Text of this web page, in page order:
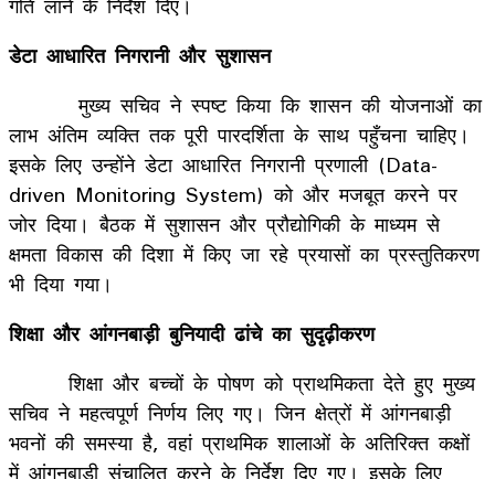
डेटा आधारित निगरानी और सुशासन
मुख्य सचिव ने स्पष्ट किया कि शासन की योजनाओं का
लाभ अंतिम व्यक्ति तक पूरी पारदर्शिता के साथ पहुँचना चाहिए।
इसके लिए उन्होंने डेटा आधारित निगरानी प्रणाली (Data-
driven Monitoring System) को और मजबूत करने पर
जोर दिया। बैठक में सुशासन और प्रौद्योगिकी के माध्यम से
क्षमता विकास की दिशा में किए जा रहे प्रयासों का प्रस्तुतिकरण
भी दिया गया।
शिक्षा और आंगनबाड़ी बुनियादी ढांचे का सुदृढ़ीकरण
शिक्षा और बच्चों के पोषण को प्राथमिकता देते हुए मुख्य
सचिव ने महत्वपूर्ण निर्णय लिए गए। जिन क्षेत्रों में आंगनबाड़ी
भवनों की समस्या है, वहां प्राथमिक शालाओं के अतिरिक्त कक्षों